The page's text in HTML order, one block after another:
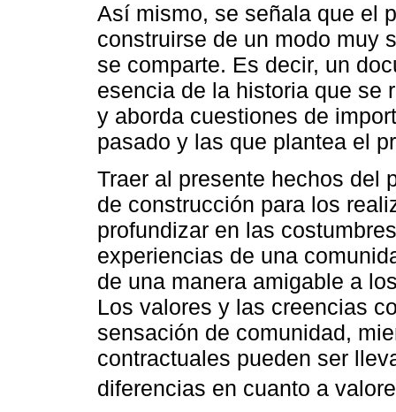
Así mismo, se señala que el
construirse de un modo muy
se comparte. Es decir, un
esencia de la historia que se
y aborda cuestiones de
pasado y las que plantea el
Traer al presente hechos del
de construcción para los
profundizar en las
experiencias de una
de una manera amigable a
Los valores y las creencias
sensación de comunidad,
contractuales pueden ser
diferencias en cuanto a